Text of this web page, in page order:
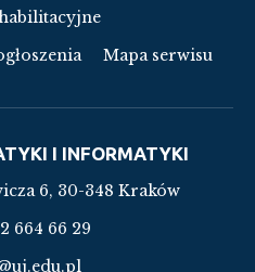
Mapa serwisu
I INFORMATYKI
6, 30-348 Kraków
664 66 29